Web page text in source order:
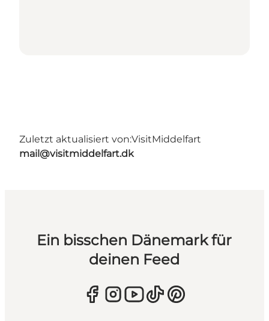
Zuletzt aktualisiert von:VisitMiddelfart
mail@visitmiddelfart.dk
Ein bisschen Dänemark für
deinen Feed